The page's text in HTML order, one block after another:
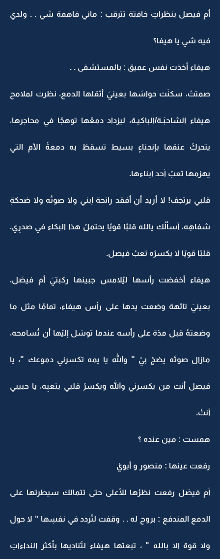
أم فيصل بنظراتٍ خافتة تترقب : ماني فاهمة شي . . ولدي
فيه شي يا هيفا؟
هيفاء أخذت نفس عميق : بالمستشفى . .
صمتتْ، سكنَت حواسَها بعينيَ أثقلها الدمع، نظرت لملامح
هيفاء الشاحبَـة/الباكيـة، ليزداد دمعُها توهجًا في محاجرها،
يتحركُ عنقها بإنحناءٍ بسيط تسقطُ به دمعةً الأم التي
يهزمها تعبُ أحد أبناءها.
قلبي يرتجف! لا أريد أن أفقد رائحة إبني ولا صوتُه ولا ضحكةِ
شفاهِه، أسألُك يالله قلبًا قويًا يحتملُ هذا البكاء في صدرِي،
قلبًا قويًا لا يكسرُه تعبُ فيصل.
هيفاء أخفضت رأسها ليُلامس جبينها ركبتيَ أم فيصَل،
بعينيَ تائهة وضعت يدها على رأس هيفاء، تمامًا مثل ما
وضعتهُ قبل مدَة على رأسه عندما توسَل إليْها أن تُسامحه،
مازال صوتُه يضجَ بيْ " والله يا يمه تكسرني دموعك "، يا
فيصل أنت من يكسرني والله ويكسرُ قلبي بتعبِه، يا حبيبي
أنتْ.
همست : مين عنده ؟
رفعت عينها : منصور و أبويْ
أم فيصَل رفعت نظرُها للأعلى حتى تتمالك سيطرتها على
الدمع المندفع : بروح له . . وقفت لتُردد في نفسِها " لا حول
ولا قوة الا بالله " ، تبعتها هيفاء لتُناديها بأكثر النداءاتِ